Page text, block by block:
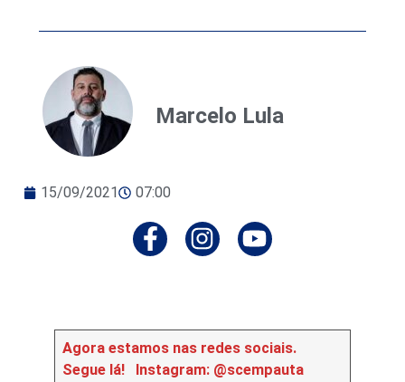
Marcelo Lula
15/09/2021 07:00
Agora estamos nas redes sociais.
Segue lá!
Instagram: @scempauta